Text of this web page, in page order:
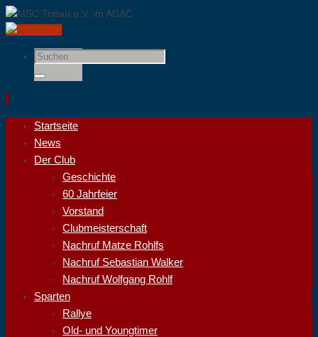
Suchen
nach:
Suchen
Zum
Inhalt
springen
Startseite
News
Der Club
Geschichte
60 Jahrfeier
Vorstand
Clubmeisterschaft
Nachruf Matze Rohlfs
Nachruf Sebastian Walker
Nachruf Wolfgang Rohlf
Sparten
Rallye
Old- und Youngtimer